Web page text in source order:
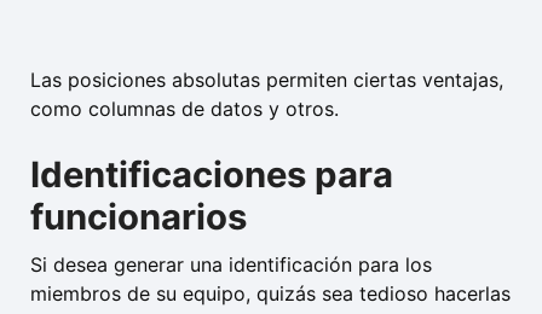
Las posiciones absolutas permiten ciertas ventajas,
como columnas de datos y otros.
Identificaciones para
funcionarios
Si desea generar una identificación para los
miembros de su equipo, quizás sea tedioso hacerlas